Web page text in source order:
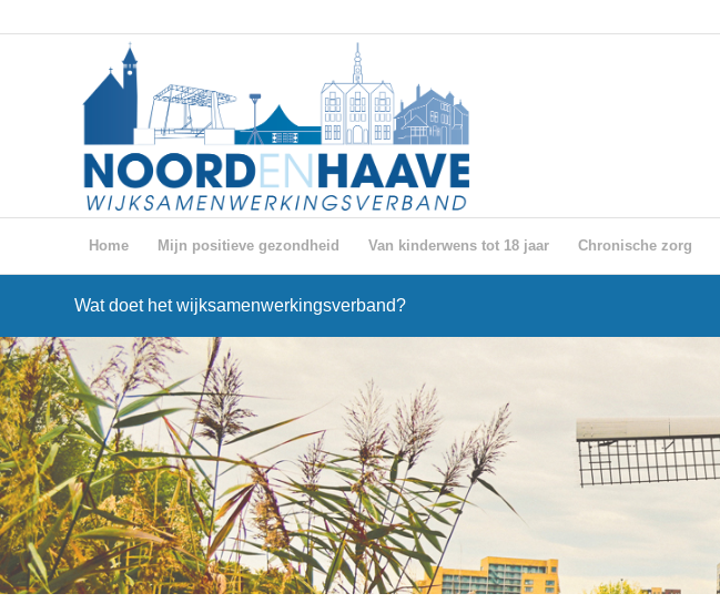
Home Mijn positieve gezondheid Van kinderwens tot 18 jaar Chronische zorg
Wat doet het wijksamenwerkingsverband?